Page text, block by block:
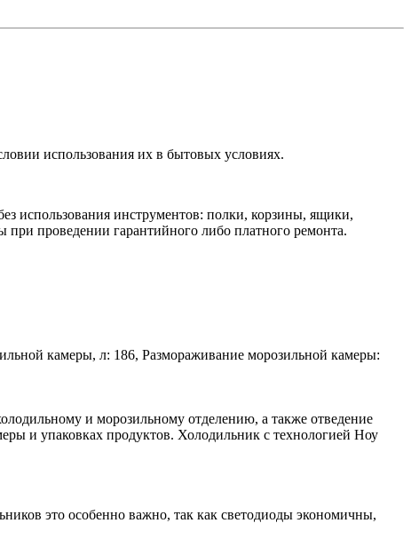
использования их в бытовых условиях.
использования инструментов: полки, корзины, ящики,
проведении гарантийного либо платного ремонта.
камеры, л: 186, Размораживание морозильной камеры:
и морозильному отделению, а также отведение
и упаковках продуктов. Холодильник с технологией Ноу
это особенно важно, так как светодиоды экономичны,